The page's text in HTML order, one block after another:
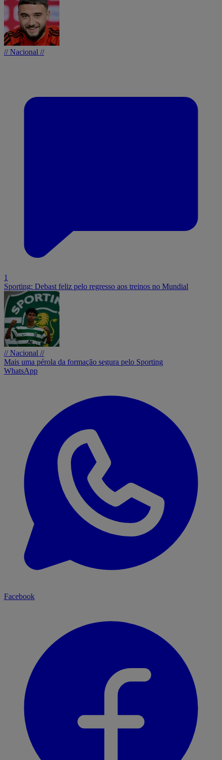
// Nacional //
1
Sporting: Debast feliz pelo regresso aos treinos no Mundial
// Nacional //
Mais uma pérola da formação segura pelo Sporting
WhatsApp
Facebook